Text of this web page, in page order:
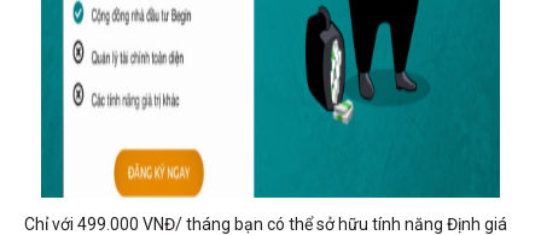
Chỉ với 499.000 VNĐ/ tháng bạn có thể sở hữu tính năng Định giá